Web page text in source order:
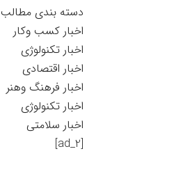
دسته بندی مطالب
اخبار کسب وکار
اخبار تکنولوژی
اخبار اقتصادی
اخبار فرهنگ وهنر
اخبار تکنولوژی
اخبار سلامتی
[ad_2]